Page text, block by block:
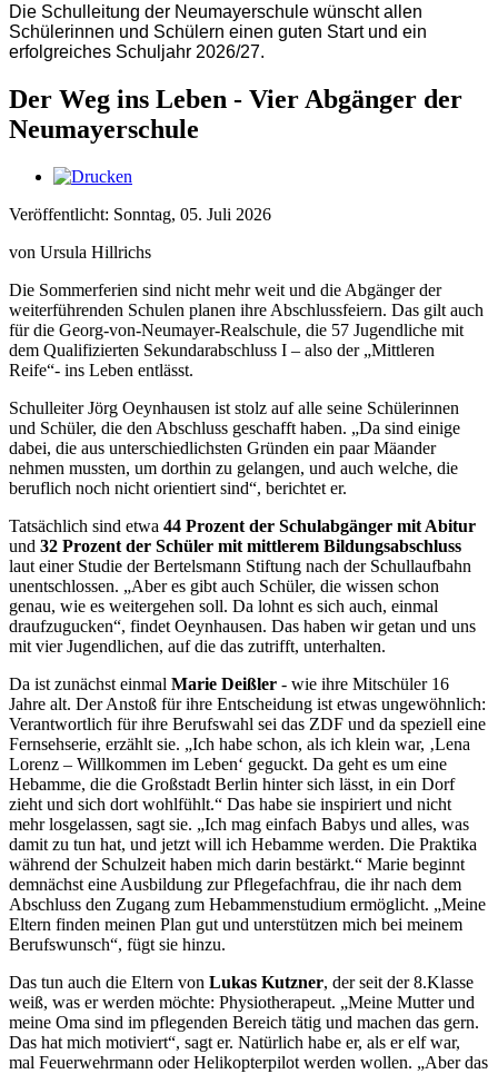
Die Schulleitung der Neumayerschule wünscht allen
Schülerinnen und Schülern einen guten Start und ein
erfolgreiches Schuljahr 2026/27.
Der Weg ins Leben - Vier Abgänger der
Neumayerschule
Veröffentlicht: Sonntag, 05. Juli 2026
von Ursula Hillrichs
Die Sommerferien sind nicht mehr weit und die Abgänger der
weiterführenden Schulen planen ihre Abschlussfeiern. Das gilt auch
für die Georg-von-Neumayer-Realschule, die 57 Jugendliche mit
dem Qualifizierten Sekundarabschluss I – also der „Mittleren
Reife“- ins Leben entlässt.
Schulleiter Jörg Oeynhausen ist stolz auf alle seine Schülerinnen
und Schüler, die den Abschluss geschafft haben. „Da sind einige
dabei, die aus unterschiedlichsten Gründen ein paar Mäander
nehmen mussten, um dorthin zu gelangen, und auch welche, die
beruflich noch nicht orientiert sind“, berichtet er.
Tatsächlich sind etwa 44 Prozent der Schulabgänger mit Abitur
und 32 Prozent der Schüler mit mittlerem Bildungsabschluss
laut einer Studie der Bertelsmann Stiftung nach der Schullaufbahn
unentschlossen. „Aber es gibt auch Schüler, die wissen schon
genau, wie es weitergehen soll. Da lohnt es sich auch, einmal
draufzugucken“, findet Oeynhausen. Das haben wir getan und uns
mit vier Jugendlichen, auf die das zutrifft, unterhalten.
Da ist zunächst einmal Marie Deißler - wie ihre Mitschüler 16
Jahre alt. Der Anstoß für ihre Entscheidung ist etwas ungewöhnlich:
Verantwortlich für ihre Berufswahl sei das ZDF und da speziell eine
Fernsehserie, erzählt sie. „Ich habe schon, als ich klein war, ‚Lena
Lorenz – Willkommen im Leben‘ geguckt. Da geht es um eine
Hebamme, die die Großstadt Berlin hinter sich lässt, in ein Dorf
zieht und sich dort wohlfühlt.“ Das habe sie inspiriert und nicht
mehr losgelassen, sagt sie. „Ich mag einfach Babys und alles, was
damit zu tun hat, und jetzt will ich Hebamme werden. Die Praktika
während der Schulzeit haben mich darin bestärkt.“ Marie beginnt
demnächst eine Ausbildung zur Pflegefachfrau, die ihr nach dem
Abschluss den Zugang zum Hebammenstudium ermöglicht. „Meine
Eltern finden meinen Plan gut und unterstützen mich bei meinem
Berufswunsch“, fügt sie hinzu.
Das tun auch die Eltern von Lukas Kutzner, der seit der 8.Klasse
weiß, was er werden möchte: Physiotherapeut. „Meine Mutter und
meine Oma sind im pflegenden Bereich tätig und machen das gern.
Das hat mich motiviert“, sagt er. Natürlich habe er, als er elf war,
mal Feuerwehrmann oder Helikopterpilot werden wollen. „Aber das